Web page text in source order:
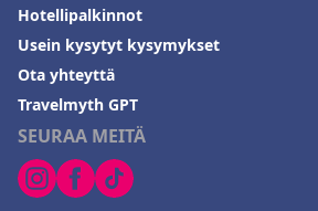
SEURAA MEITÄ
Hotellipalkinnot
Usein kysytyt kysymykset
Ota yhteyttä
Travelmyth GPT